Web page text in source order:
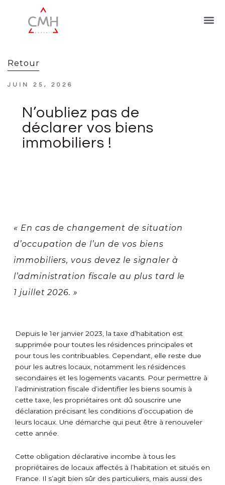
Retour
JUIN 25, 2026
N’oubliez pas de
déclarer vos biens
immobiliers !
« En cas de changement de situation
d’occupation de l’un de vos biens
immobiliers, vous devez le signaler à
l’administration fiscale au plus tard le
1 juillet 2026. »
Depuis le 1er janvier 2023, la taxe d’habitation est
supprimée pour toutes les résidences principales et
pour tous les contribuables. Cependant, elle reste due
pour les autres locaux, notamment les résidences
secondaires et les logements vacants. Pour permettre à
l’administration fiscale d’identifier les biens soumis à
cette taxe, les propriétaires ont dû souscrire une
déclaration précisant les conditions d’occupation de
leurs locaux. Une démarche qui peut être à renouveler
cette année.
Cette obligation déclarative incombe à tous les
propriétaires de locaux affectés à l’habitation et situés en
France. Il s’agit bien sûr des particuliers, mais aussi des